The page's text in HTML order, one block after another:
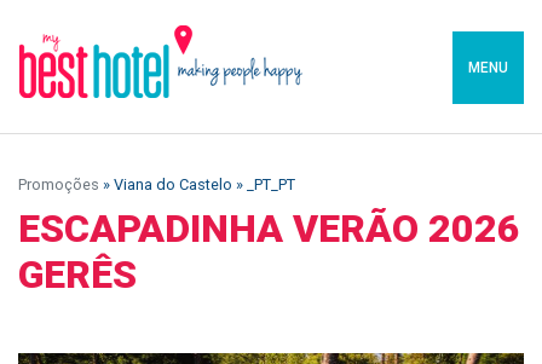
MENU
Promoções » Viana do Castelo » _PT_PT
ESCAPADINHA VERÃO 2026
GERÊS